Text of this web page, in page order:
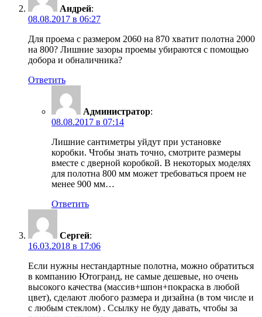
Андрей:
08.08.2017 в 06:27
Для проема с размером 2060 на 870 хватит полотна 2000
на 800? Лишние зазоры проемы убираются с помощью
добора и обналичника?
Ответить
Администратор:
08.08.2017 в 07:14
Лишние сантиметры уйдут при установке
коробки. Чтобы знать точно, смотрите размеры
вместе с дверной коробкой. В некоторых моделях
для полотна 800 мм может требоваться проем не
менее 900 мм…
Ответить
Сергей:
16.03.2018 в 17:06
Если нужны нестандартные полотна, можно обратиться
в компанию Ютогранд, не самые дешевые, но очень
высокого качества (массив+шпон+покраска в любой
цвет), сделают любого размера и дизайна (в том числе и
с любым стеклом) . Ссылку не буду давать, чтобы за